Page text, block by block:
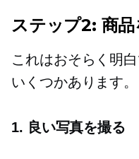
ステップ2: 商品
これはおそらく明
いくつかあります。
1. 良い写真を撮る